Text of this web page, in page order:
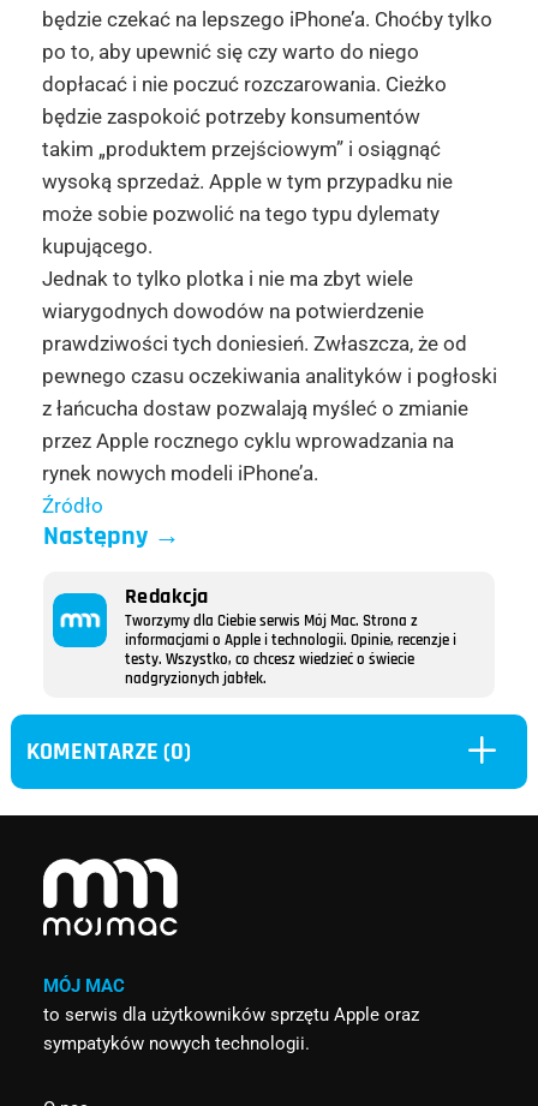
będzie czekać na lepszego iPhone’a. Choćby tylko
po to, aby upewnić się czy warto do niego
dopłacać i nie poczuć rozczarowania. Cieżko
będzie zaspokoić potrzeby konsumentów
takim „produktem przejściowym” i osiągnąć
wysoką sprzedaż. Apple w tym przypadku nie
może sobie pozwolić na tego typu dylematy
kupującego.
Jednak to tylko plotka i nie ma zbyt wiele
wiarygodnych dowodów na potwierdzenie
prawdziwości tych doniesień. Zwłaszcza, że od
pewnego czasu oczekiwania analityków i pogłoski
z łańcucha dostaw pozwalają myśleć o zmianie
przez Apple rocznego cyklu wprowadzania na
rynek nowych modeli iPhone’a.
Źródło
Następny→
Redakcja
Tworzymy dla Ciebie serwis Mój Mac. Strona z
informacjami o Apple i technologii. Opinie, recenzje i
testy. Wszystko, co chcesz wiedzieć o świecie
nadgryzionych jabłek.
KOMENTARZE (0) L
MÓJ MAC
to serwis dla użytkowników sprzętu Apple oraz
sympatyków nowych technologii.